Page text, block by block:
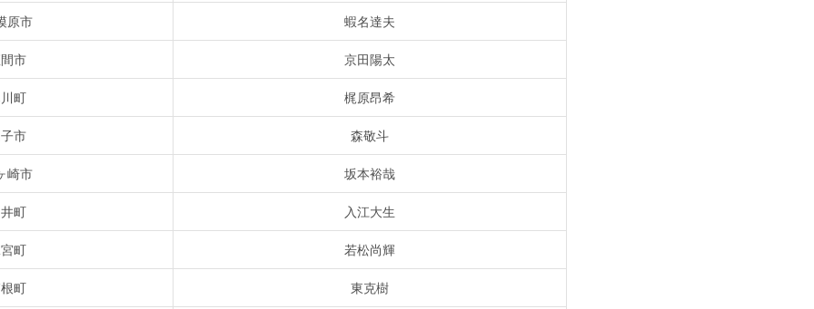
原市 蝦名達夫
市 京田陽太
町 梶原昂希
市 森敬斗
崎市 坂本裕哉
町 入江大生
町 若松尚輝
町 東克樹